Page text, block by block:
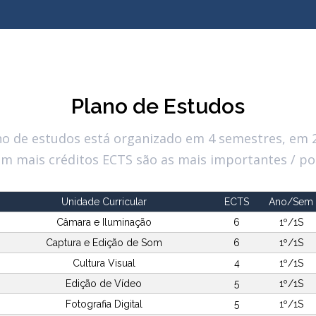
Plano de Estudos
de estudos está organizado em 4 semestres, em
mais créditos ECTS são as mais importantes /
Unidade Curricular ECTS
Ano/Sem
Câmara e Iluminação
6
1º/1S
Captura e Edição de Som
6
1º/1S
Cultura Visual
4
1º/1S
Edição de Vídeo
5
1º/1S
Fotografia Digital
5
1º/1S